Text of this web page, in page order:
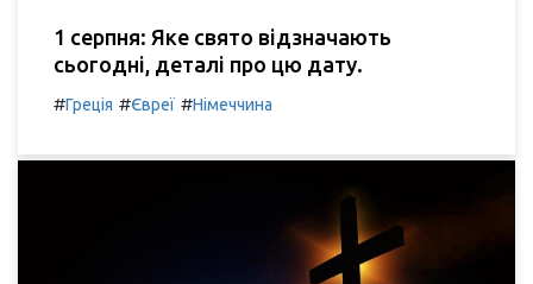
1 серпня: Яке свято відзначають
сьогодні, деталі про цю дату.
#Греція #Євреї #Німеччина